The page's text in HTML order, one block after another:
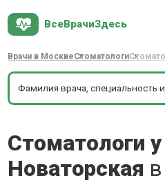
ВсеВрачиЗдесь
Врачи в МосквеСтоматологи
Стоматологи
Новаторская